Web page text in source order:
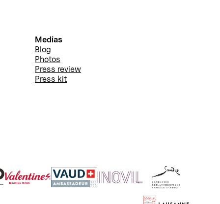
Medias
Blog
Photos
Press review
Press kit